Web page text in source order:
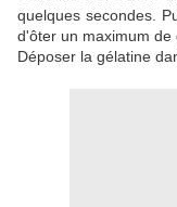
quelques secondes.
d'ôter un maximum de
Déposer la gélatine